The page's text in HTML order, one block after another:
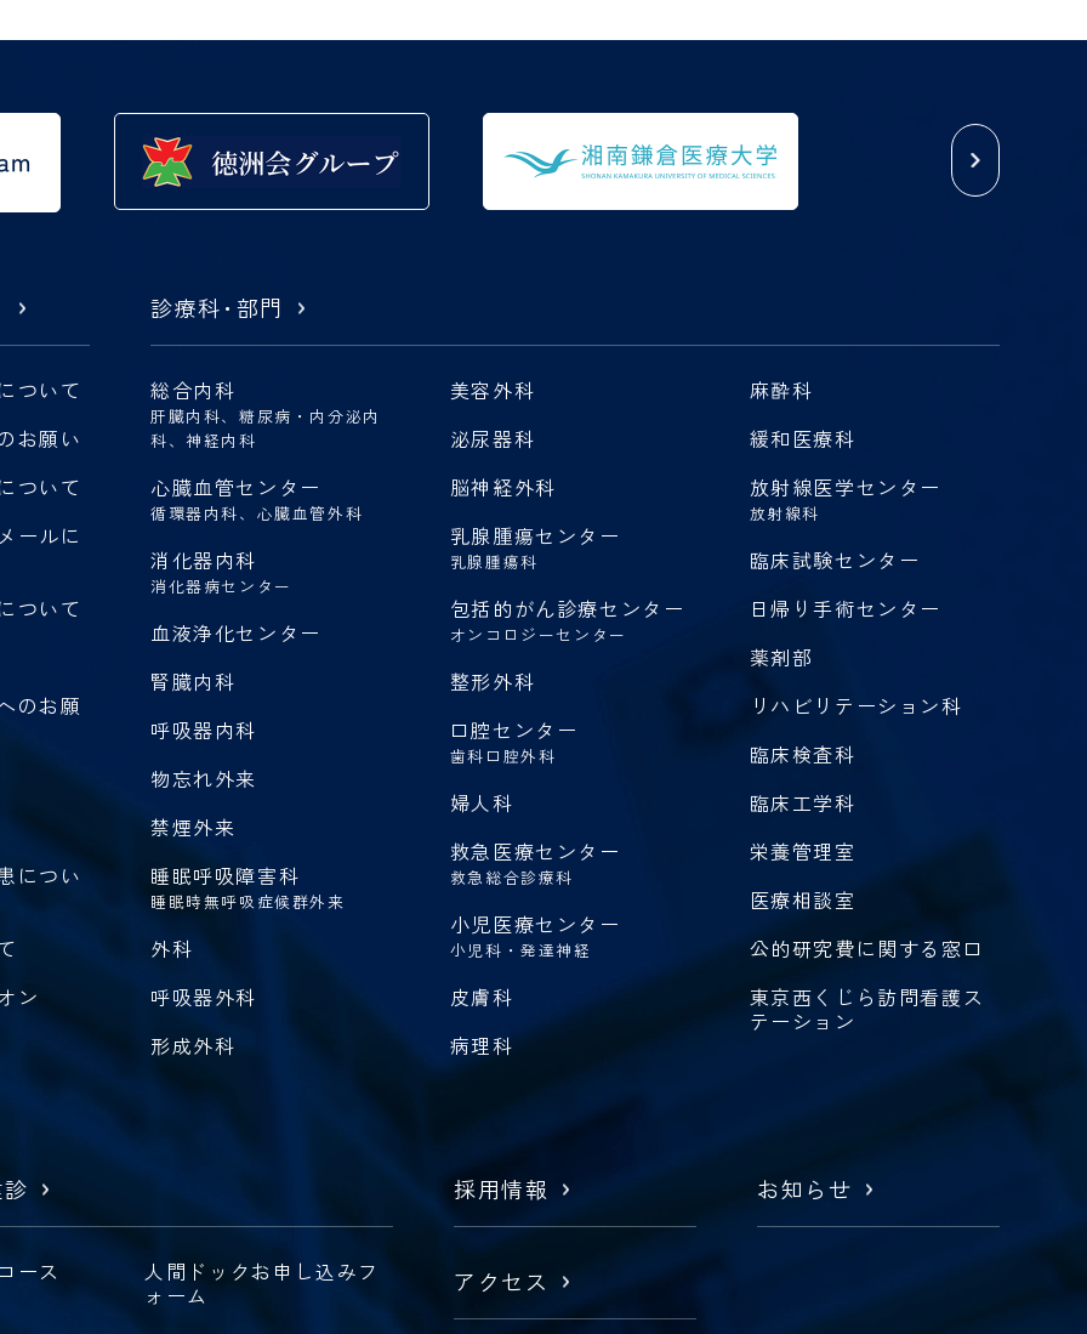
ついて
お願い
ついて
ールに
ついて
のお願
につい
ン
診療科・ 部門
総合内科
肝臓内科、糖尿病・内分泌内
科、神経内科
心臓血管センター
循環器内科、心臓血管外科
消化器内科
消化器病センター
血液浄化センター
腎臓内科
呼吸器内科
物忘れ外来
禁煙外来
睡眠呼吸障害科
睡眠時無呼吸症候群外来
外科
呼吸器外科
形成外科
美容外科
泌尿器科
脳神経外科
乳腺腫瘍センター
乳腺腫瘍科
包括的がん診療センター
オンコロジーセンター
整形外科
口腔センター
歯科口腔外科
婦人科
救急医療センター
救急総合診療科
小児医療センター
小児科・発達神経
皮膚科
病理科
麻酔科
緩和医療科
放射線医学センター
放射線科
臨床試験センター
日帰り手術センター
薬剤部
リハビリテーション科
臨床検査科
臨床工学科
栄養管理室
医療相談室
公的研究費に関する窓口
東京西くじら訪問看護ス
テーション
ース
人間ドックお申し込みフ
ォーム
採用情報
アクセス
お知らせ